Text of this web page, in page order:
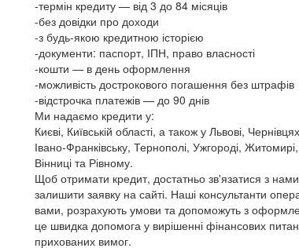
-термін кредиту — від 3 до 84 місяців
-без довідки про доходи
-з будь-якою кредитною історією
-документи: паспорт, ІПН, право власності
-кошти — в день оформлення
-можливість дострокового погашення без штрафів
-відстрочка платежів — до 90 днів
Ми надаємо кредити у:
Києві, Київській області, а також у Львові,
Івано-Франківську, Тернополі, Ужгороді,
Вінниці та Рівному.
Щоб отримати кредит, достатньо зв'язатися з
залишити заявку на сайті. Наші консультанти
вами, розрахують умови та допоможуть з
це швидка допомога у вирішенні фінансових
прихованих вимог.